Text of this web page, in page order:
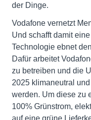
der Dinge.
Vodafone vernetzt
Und schafft damit
Technologie ebnet
Dafür arbeitet
zu betreiben und die
2025 klimaneutral
werden. Um diese zu
100% Grünstrom,
auf eine grüne